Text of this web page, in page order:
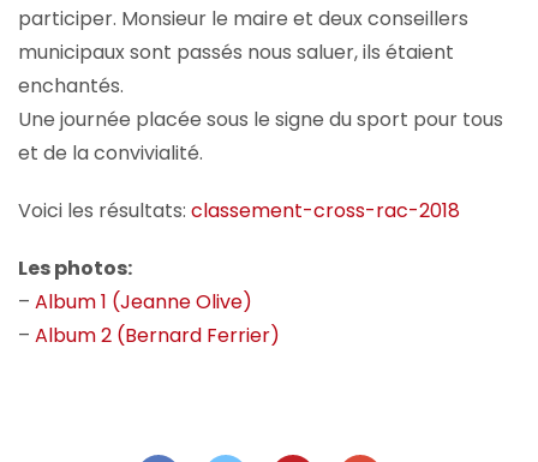
participer. Monsieur le maire et deux conseillers
municipaux sont passés nous saluer, ils étaient
enchantés.
Une journée placée sous le signe du sport pour tous
et de la convivialité.
Voici les résultats: classement-cross-rac-2018
Les photos:
– Album 1 (Jeanne Olive)
– Album 2 (Bernard Ferrier)